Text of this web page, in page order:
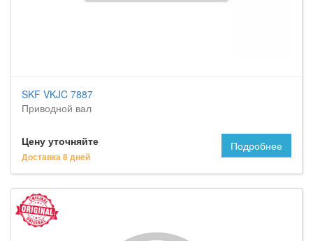
SKF VKJC 7887
Приводной вал
Цену уточняйте
Доставка 8 дней
Подробнее